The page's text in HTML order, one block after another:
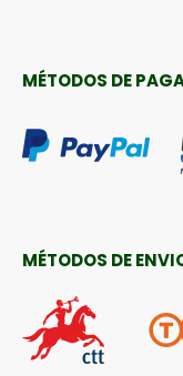
MÉTODOS DE
MÉTODOS DE